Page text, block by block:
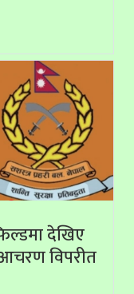
देखिए
विपरीत